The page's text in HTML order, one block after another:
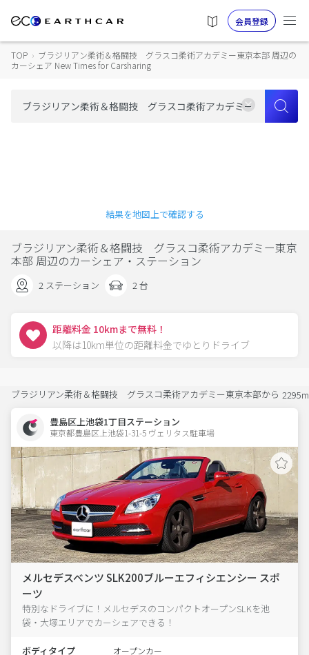
会員登録
TOP › ブラジリアン柔術＆格闘技 グラスコ柔術アカデミー東京本部 周辺の
カーシェア New Times for Carsharing
結果を地図上で確認する
ブラジリアン柔術＆格闘技 グラスコ柔術アカデミー東京
本部 周辺のカーシェア・ステーション
2 ステーション 2 台
距離料金 10kmまで無料！
以降は10km単位の距離料金でゆとりドライブ
ブラジリアン柔術＆格闘技 グラスコ柔術アカデミー東京本部から 2295m
豊島区上池袋1丁目ステーション
東京都豊島区上池袋1-31-5 ヴェリタス駐車場
メルセデスベンツ SLK200ブルーエフィシエンシー スポ
ーツ
特別なドライブに！メルセデスのコンパクトオープンSLKを池
袋・大塚エリアでカーシェアできる！
ボディタイプ オープンカー